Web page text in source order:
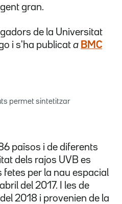
gran.
de la Universitat
i s'ha publicat a BMC
permet sintetitzar
països i de diferents
dels rajos UVB es
fetes per la nau espacial
del 2017. I les de
2018 i provenien de la